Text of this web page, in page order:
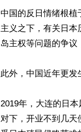
中国的反日情绪根植
主义之下，有关日本
岛主权等问题的争议
此外，中国近年更发
2019年，大连的日
对下，开业不到几天